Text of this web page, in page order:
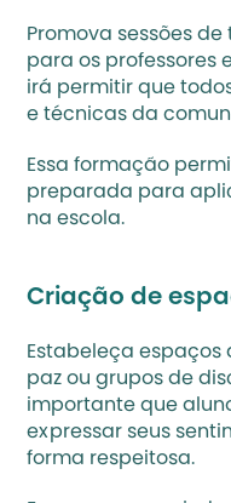
Promova sessões
para os professores
irá permitir que
e técnicas da
Essa formação
preparada para
na escola.
Criação de
Estabeleça espaços
paz ou grupos de
importante que
expressar seus
forma respeitosa.